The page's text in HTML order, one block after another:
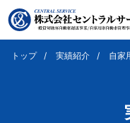
トップ 実績紹介 自家